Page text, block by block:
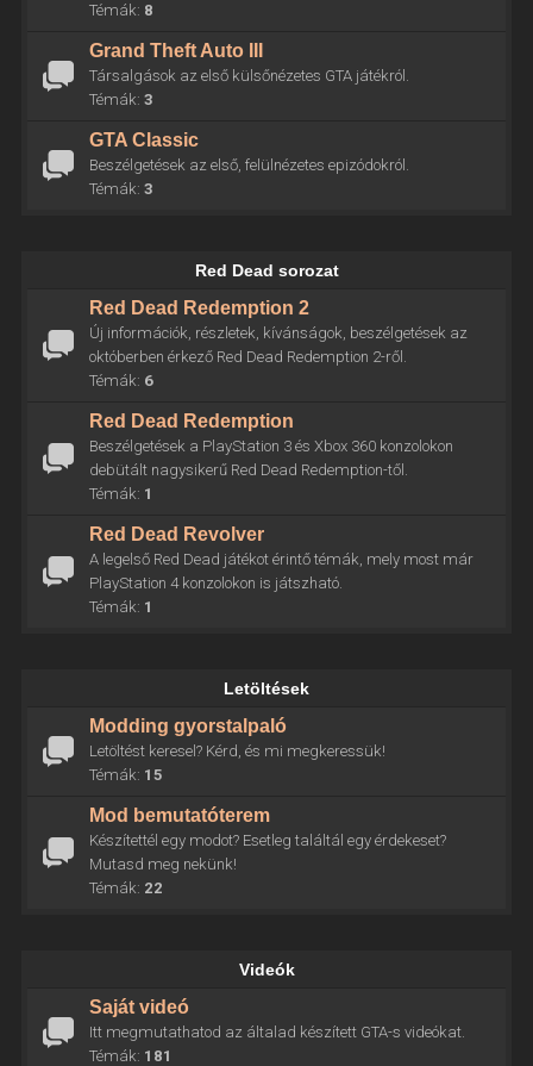
Témák: 8
Grand Theft Auto III
Társalgások az első külsőnézetes GTA játékról.
Témák: 3
GTA Classic
Beszélgetések az első, felülnézetes epizódokról.
Témák: 3
Red Dead sorozat
Red Dead Redemption 2
Új információk, részletek, kívánságok, beszélgetések az
októberben érkező Red Dead Redemption 2-ről.
Témák: 6
Red Dead Redemption
Beszélgetések a PlayStation 3 és Xbox 360 konzolokon
debütált nagysikerű Red Dead Redemption-től.
Témák: 1
Red Dead Revolver
A legelső Red Dead játékot érintő témák, mely most már
PlayStation 4 konzolokon is játszható.
Témák: 1
Letöltések
Modding gyorstalpaló
Letöltést keresel? Kérd, és mi megkeressük!
Témák: 15
Mod bemutatóterem
Készítettél egy modot? Esetleg találtál egy érdekeset?
Mutasd meg nekünk!
Témák: 22
Videók
Saját videó
Itt megmutathatod az általad készített GTA-s videókat.
Témák: 181